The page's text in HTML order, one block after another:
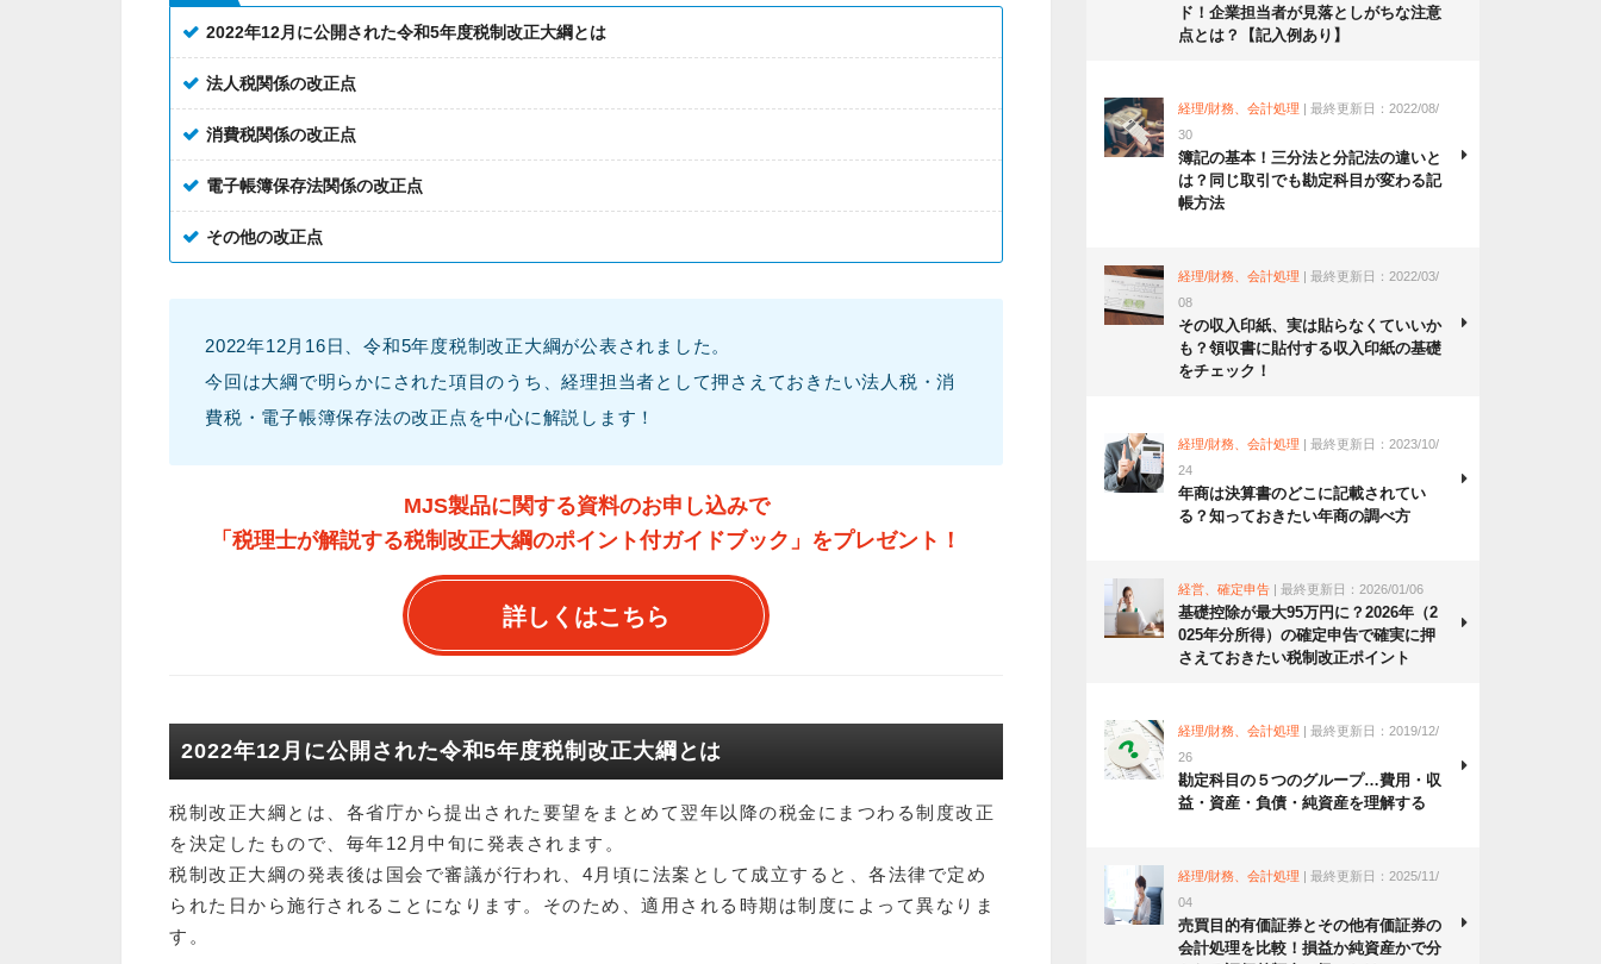
2022年12月に公開された令和5年度税制改正大綱とは
法人税関係の改正点
消費税関係の改正点
電子帳簿保存法関係の改正点
その他の改正点
2022年12月16日、令和5年度税制改正大綱が公表されました。
今回は大綱で明らかにされた項目のうち、経理担当者として押さえておきたい法人税・消
費税・電子帳簿保存法の改正点を中心に解説します！
MJS製品に関する資料のお申し込みで
「税理士が解説する税制改正大綱のポイント付ガイドブック」をプレゼント！
詳しくはこちら
2022年12月に公開された令和5年度税制改正大綱とは
税制改正大綱とは、各省庁から提出された要望をまとめて翌年以降の税金にまつわる制度改正
を決定したもので、毎年12月中旬に発表されます。
税制改正大綱の発表後は国会で審議が行われ、4月頃に法案として成立すると、各法律で定め
られた日から施行されることになります。そのため、適用される時期は制度によって異なりま
す。
ド！企業担当者が見落としがちな注意
点とは？【記入例あり】
経理/財務、会計処理 | 最終更新日：2022/08/
30
簿記の基本！三分法と分記法の違いと
は？同じ取引でも勘定科目が変わる記
帳方法
経理/財務、会計処理 | 最終更新日：2022/03/
08
その収入印紙、実は貼らなくていいか
も？領収書に貼付する収入印紙の基礎
をチェック！
経理/財務、会計処理 | 最終更新日：2023/10/
24
年商は決算書のどこに記載されてい
る？知っておきたい年商の調べ方
経営、確定申告 | 最終更新日：2026/01/06
基礎控除が最大95万円に？2026年（2
025年分所得）の確定申告で確実に押
さえておきたい税制改正ポイント
経理/財務、会計処理 | 最終更新日：2019/12/
26
勘定科目の５つのグループ…費用・収
益・資産・負債・純資産を理解する
経理/財務、会計処理 | 最終更新日：2025/11/
04
売買目的有価証券とその他有価証券の
会計処理を比較！損益か純資産かで分